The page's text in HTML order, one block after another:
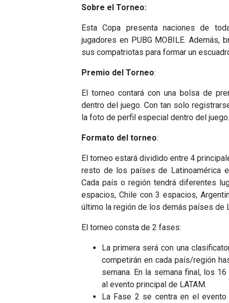
Sobre el Torneo:
Esta Copa presenta naciones de
jugadores en PUBG MOBILE. Además,
sus compatriotas para formar un
Premio del Torneo:
El torneo contará con una bolsa de
dentro del juego. Con tan solo
la foto de perfil especial dentro del juego.
Formato del torneo:
El torneo estará dividido entre 4
resto de los países de Latinoamérica
Cada país o región tendrá diferentes
espacios, Chile con 3 espacios,
último la región de los demás países de
El torneo consta de 2 fases:
La primera será con una
competirán en cada país/región
semana. En la semana final, los
al evento principal de LATAM.
La Fase 2 se centra en el